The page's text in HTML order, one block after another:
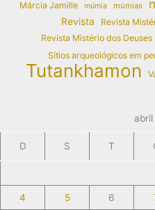
Márcia Jamille múmia múmias
Revista
Revista
Revista Mistério dos
Sítios arqueológicos em
Tutankhamon
abril
D S T
4 5 6